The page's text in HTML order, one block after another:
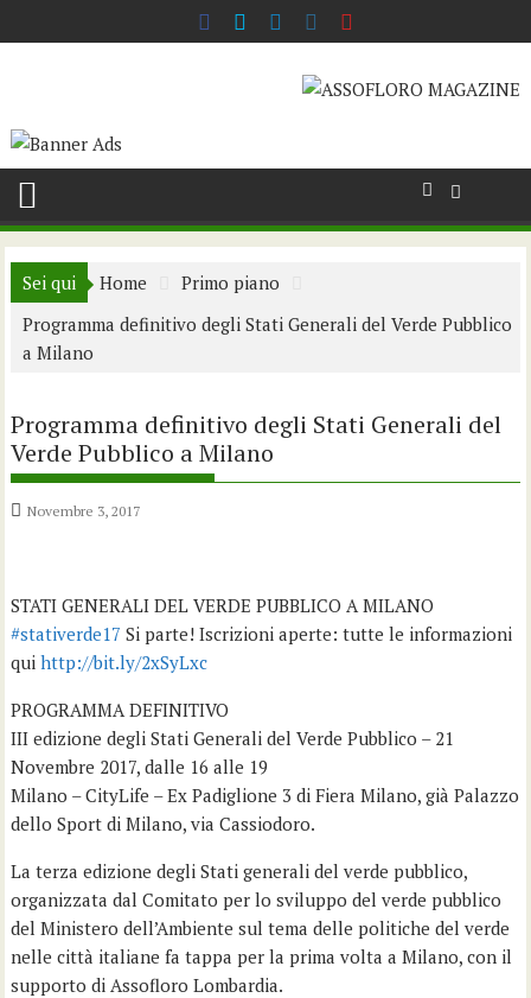
to
Sei qui Home
Primo piano
Programma definitivo degli Stati Generali del Verde Pubblico
a Milano
Programma definitivo degli Stati Generali del
Verde Pubblico a Milano
Novembre 3, 2017
STATI GENERALI DEL VERDE PUBBLICO A MILANO
#stativerde17 Si parte! Iscrizioni aperte: tutte le informazioni
quihttp://bit.ly/2xSyLxc
PROGRAMMA DEFINITIVO
III edizione degli Stati Generali del Verde Pubblico – 21
Novembre 2017, dalle 16 alle 19
Milano – CityLife – Ex Padiglione 3 di Fiera Milano, già Palazzo
dello Sport di Milano, via Cassiodoro.
La terza edizione degli Stati generali del verde pubblico,
organizzata dal Comitato per lo sviluppo del verde pubblico
del Ministero dell’Ambiente sul tema delle politiche del verde
nelle città italiane fa tappa per la prima volta a Milano, con il
supporto di Assofloro Lombardia.